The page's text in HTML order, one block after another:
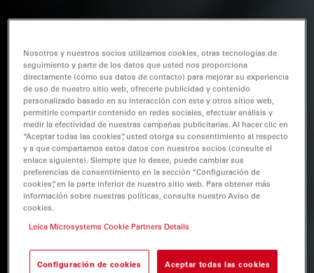
Nosotros y nuestros socios utilizamos cookies, otras tecnologías de
seguimiento y parte de los datos que usted nos proporciona
directamente (como sus datos de contacto) para mejorar su experiencia
de uso de nuestro sitio web, ofrecerle publicidad y contenido
personalizado basado en su interacción con este y otros sitios web,
permitirle compartir contenido en redes sociales, efectuar análisis y
medir la efectividad de nuestras campañas publicitarias. Al hacer clic en
“Aceptar todas las cookies”, usted otorga su consentimiento al respecto
y a que compartamos estos datos con nuestros socios (consulte el
enlace siguiente). Siempre que lo desee, puede cambiar sus
preferencias de consentimiento en la sección “Configuración de
cookies”, en la parte inferior de nuestro sitio web. Para obtener más
información sobre nuestras políticas, consulte nuestro Aviso de
cookies.
Leica Microsystems Cookie Partners Details
Configuración de cookies Aceptar todas las cookies